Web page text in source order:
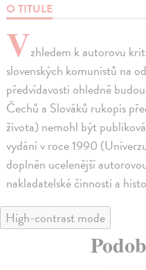
O TITULE
Vzhledem k autorovu
slovenských komunistů na
předvídavosti ohledně
Čechů a Slováků rukopis
života) nemohl být
vydání v roce 1990
doplněn ucelenější
nakladatelské činnosti a
High-contrast mode